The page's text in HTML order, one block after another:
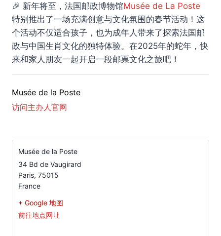
🎉 新年将至，法国邮政博物馆Musée de La Poste
特别推出了一场充满创意与文化氛围的春节活动！这
个活动不仅适合孩子，也为成年人带来了探索法国邮
政与中国生肖文化的独特体验。在2025年的蛇年，快
来和家人朋友一起开启一段邮票文化之旅吧！
Musée de la Poste
访问主办人官网
Musée de la Poste
34 Bd de Vaugirard
Paris, 75015
France
+ Google 地图
前往地点网址